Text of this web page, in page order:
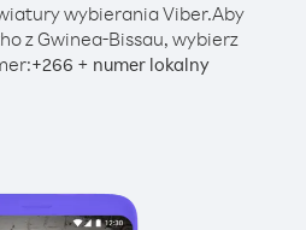
wybierania Viber.Aby
z Gwinea-Bissau, wybierz
+266 + numer lokalny